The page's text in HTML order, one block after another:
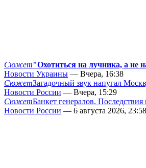
Сюжет"Охотиться на лучника, а не
Новости Украины — Вчера, 16:38
СюжетЗагадочный звук напугал
Новости России — Вчера, 15:29
СюжетБанкет генералов.
Новости России — 6 августа 2026, 23:58